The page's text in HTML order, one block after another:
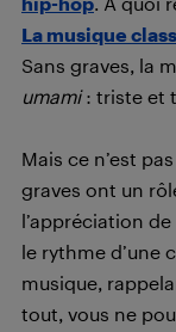
La musique
Sans graves, la
umami: triste et
Mais ce n’est
graves ont un
l’appréciation
le rythme d’une
musique,
tout, vous ne